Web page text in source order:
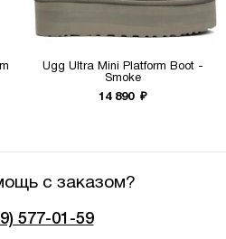
Ugg Ultra Mini Platform Boot -
Smoke
14 890 ₽
с заказом?
577-01-59